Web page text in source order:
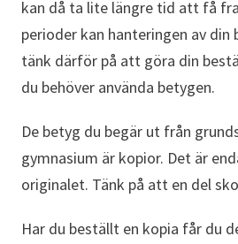
kan då ta lite längre tid att få
perioder kan hanteringen av
tänk därför på att göra din
du behöver använda betygen.
De betyg du begär ut från
gymnasium är kopior. Det är
originalet. Tänk på att en del
Har du beställt en kopia får du